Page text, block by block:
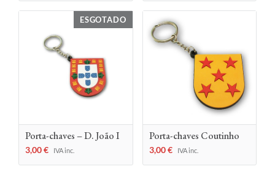
ESGOTADO
Porta-chaves – D. João I
3,00€ IVA inc.
Porta-chaves Coutinho
3,00€ IVA inc.